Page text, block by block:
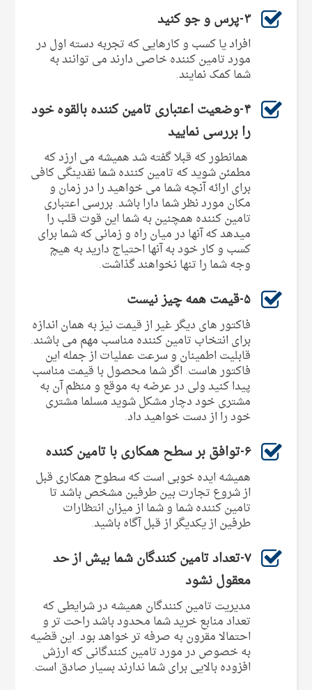
۳-پرس و جو کنید
افراد یا کسب و کارهایی که تجربه دسته اول در
مورد تامین کننده خاصی دارند می توانند به
شما کمک نمایند.
۴-وضعیت اعتباری تامین کننده بالقوه خود
را بررسی نمایید
همانطور که قبلا گفته شد همیشه می ارزد که
مطمئن شوید که تامین کننده شما نقدینگی کافی
برای ارائه آنچه شما می خواهید را در زمان و
مکان مورد نظر شما دارا باشد. بررسی اعتباری
تامین کننده همچنین به شما این قوت قلب را
میدهد که آنها در میان راه و زمانی که شما برای
کسب و کار خود به آنها احتیاج دارید به هیچ
وجه شما را تنها نخواهند گذاشت.
۵-قیمت همه چیز نیست
فاکتور های دیگر غیر از قیمت نیز به همان اندازه
برای انتخاب تامین کننده مناسب مهم می باشند.
قابلیت اطمینان و سرعت عملیات از جمله این
فاکتور هاست. اگر شما محصول با قیمت مناسب
پیدا کنید ولی در عرضه به موقع و منظم آن به
مشتری خود دچار مشکل شوید مسلما مشتری
خود را از دست خواهید داد.
۶-توافق بر سطح همکاری با تامین کننده
همیشه ایده خوبی است که سطوح همکاری قبل
از شروع تجارت بین طرفین مشخص باشد تا
تامین کننده شما و شما از میزان انتظارات
طرفین از یکدیگر از قبل آگاه باشید.
۷-تعداد تامین کنندگان شما بیش از حد
معقول نشود
مدیریت تامین کنندگان همیشه در شرایطی که
تعداد منابع خرید شما محدود باشد راحت تر و
احتمالا مقرون به صرفه تر خواهد بود. این قضیه
به خصوص در مورد تامین کنندگانی که ارزش
افزوده بالایی برای شما ندارند بسیار صادق است.